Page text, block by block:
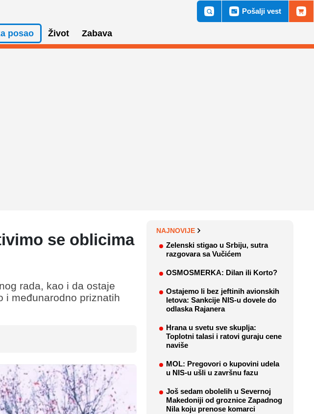
posao Život Zabava
Pošalji vest
se oblicima
rada, kao i da ostaje
i međunarodno priznatih
NAJNOVIJE
Zelenski stigao u Srbiju, sutra
razgovara sa Vučićem
OSMOSMERKA: Dilan ili Korto?
Ostajemo li bez jeftinih avionskih
letova: Sankcije NIS-u dovele do
odlaska Rajanera
Hrana u svetu sve skuplja:
Toplotni talasi i ratovi guraju cene
naviše
MOL: Pregovori o kupovini udela
u NIS-u ušli u završnu fazu
Još sedam obolelih u Severnoj
Makedoniji od groznice Zapadnog
Nila koju prenose komarci